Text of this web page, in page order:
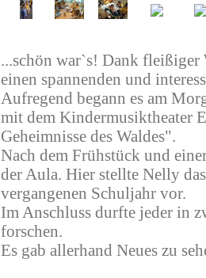
...schön war`s! Dank
einen spannenden und
Aufregend begann es am
mit dem Kindermusiktheater
Geheimnisse des Waldes".
Nach dem Frühstück und
der Aula. Hier stellte Nelly
vergangenen Schuljahr vor.
Im Anschluss durfte jeder in
forschen.
Es gab allerhand Neues zu